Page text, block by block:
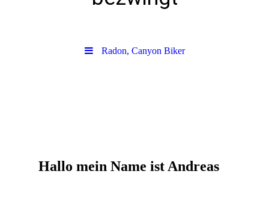
Radon, Canyon Biker
Hallo mein Name ist Andreas